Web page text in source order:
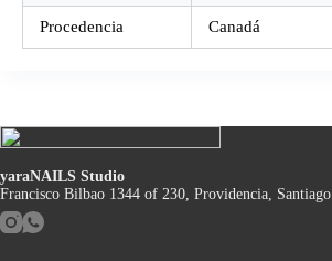
Procedencia Canadá
yaraNAILS Studio
Francisco Bilbao 1344 of 230, Providencia, Santiago